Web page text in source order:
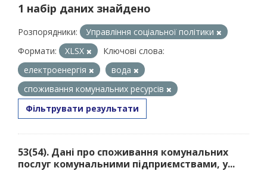
1 набір даних знайдено
Розпорядники:
Управління соціальної політики
Формати:
XLSX
Ключові слова:
електроенергія
вода
споживання комунальних ресурсів
Фільтрувати результати
53(54). Дані про споживання комунальних
послуг комунальними підприємствами, у...